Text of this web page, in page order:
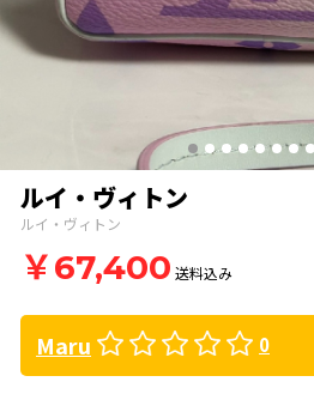
ルイ・ヴィトン
ルイ・ヴィトン
￥67,400 送料込み
Maru 0